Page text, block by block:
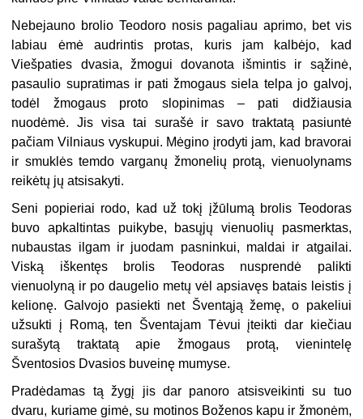
Nebejauno brolio Teodoro nosis pagaliau aprimo, bet vis
labiau ėmė audrintis protas, kuris jam kalbėjo, kad
Viešpaties dvasia, žmogui dovanota išmintis ir sąžinė,
pasaulio supratimas ir pati žmogaus siela telpa jo galvoj,
todėl žmogaus proto slopinimas – pati didžiausia
nuodėmė. Jis visa tai surašė ir savo traktatą pasiuntė
pačiam Vilniaus vyskupui. Mėgino įrodyti jam, kad bravorai
ir smuklės temdo varganų žmonelių protą, vienuolynams
reikėtų jų atsisakyti.
Seni popieriai rodo, kad už tokį įžūlumą brolis Teodoras
buvo apkaltintas puikybe, basųjų vienuolių pasmerktas,
nubaustas ilgam ir juodam pasninkui, maldai ir atgailai.
Viską iškentęs brolis Teodoras nusprendė palikti
vienuolyną ir po daugelio metų vėl apsiavęs batais leistis į
kelionę. Galvojo pasiekti net Šventąją žemę, o pakeliui
užsukti į Romą, ten Šventajam Tėvui įteikti dar kiečiau
surašytą traktatą apie žmogaus protą, vienintelę
Šventosios Dvasios buveinę mumyse.
Pradėdamas tą žygį jis dar panoro atsisveikinti su tuo
dvaru, kuriame gimė, su motinos Boženos kapu ir žmonėm,